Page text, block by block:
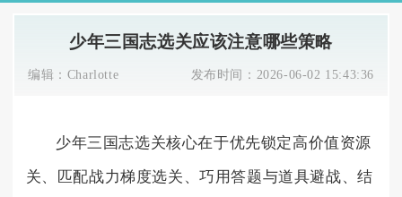
少年三国志选关应该注意哪些策略
编辑： Charlotte 发布时间： 2026-06-02 15:43:36
少年三国志选关核心在于优先锁定高价值资源
关、匹配战力梯度选关、巧用答题与道具避战、结